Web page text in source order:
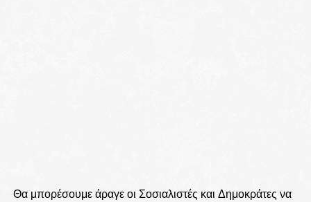
Θα μπορέσουμε άραγε οι Σοσιαλιστές και Δημοκράτες να